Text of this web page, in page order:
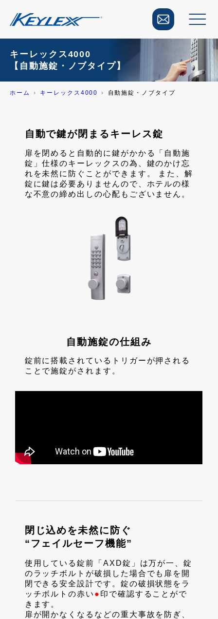
キーレックス4000
【自動施錠・ノブタイプ】
ホーム キーレックス4000 自動施錠・ノブタイプ
自動で鍵が閉まるキーレス錠
扉を閉めると自動的に鍵がかかる「自動施
錠」仕様のキーレックスの為、鍵のかけ忘
れを未然に防ぐことができます。 また、解
錠に鍵は必要ありませんので、ホテルの様
な不意の締め出しの心配もございません。
自動施錠の仕組み
錠前に搭載されているトリガーが押される
ことで施錠がされます。
閉じ込めを未然に防ぐ
“フェイルセーフ機能”
使用している錠前「AXD錠」は万が一、錠
のラッチボルトが破損した場合でも扉を開
閉できる安全設計です。錠の破損状態をラ
ッチボルトの赤い ● 印で確認することがで
きます。
扉が開かなくなるなどの重大事故を防ぎ、